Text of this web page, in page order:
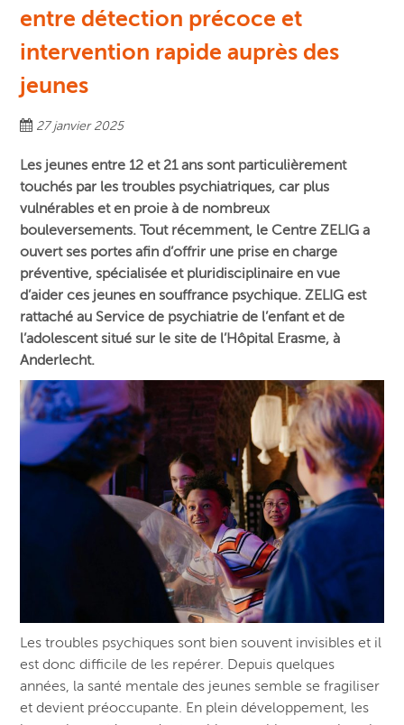
entre détection précoce et
intervention rapide auprès des
jeunes
27 janvier 2025
Les jeunes entre 12 et 21 ans sont particulièrement
touchés par les troubles psychiatriques, car plus
vulnérables et en proie à de nombreux
bouleversements. Tout récemment, le Centre ZELIG a
ouvert ses portes afin d’offrir une prise en charge
préventive, spécialisée et pluridisciplinaire en vue
d’aider ces jeunes en souffrance psychique. ZELIG est
rattaché au Service de psychiatrie de l’enfant et de
l’adolescent situé sur le site de l’Hôpital Erasme, à
Anderlecht.
Les troubles psychiques sont bien souvent invisibles et il
est donc difficile de les repérer. Depuis quelques
années, la santé mentale des jeunes semble se fragiliser
et devient préoccupante. En plein développement, les